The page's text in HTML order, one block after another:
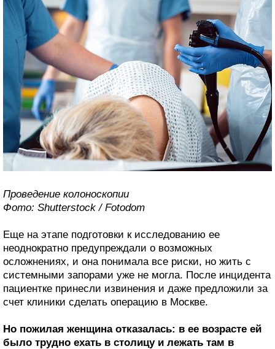
Проведение колоноскопии
Фото: Shutterstock / Fotodom
Еще на этапе подготовки к исследованию ее
неоднократно предупреждали о возможных
осложнениях, и она понимала все риски, но жить с
системными запорами уже не могла. После инцидента
пациентке принесли извинения и даже предложили за
счет клиники сделать операцию в Москве.
Но пожилая женщина отказалась: в ее возрасте ей
было трудно ехать в столицу и лежать там в